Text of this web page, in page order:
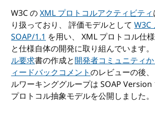
W3C のXML プロトコルアクティビティ
り扱っており、 評価モデルとしてW3C
SOAP/1.1を用い、 XML プロトコル仕
と仕様自体の開発に取り組んでいます
ル要求書の作成と開発者コミュニティ
ィードバックコメントのレビューの後
ルワーキンググループは SOAP Version
プロトコル抽象モデルを公開しました。